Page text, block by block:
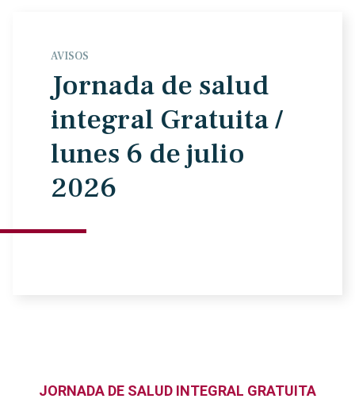
AVISOS
Jornada de salud
integral Gratuita /
lunes 6 de julio
2026
JORNADA DE SALUD INTEGRAL GRATUITA